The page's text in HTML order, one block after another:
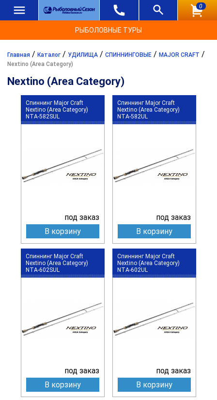
0
РЫБОЛОВНЫЕ ТУРЫ
Главная / Каталог / УДИЛИЩА / СПИННИНГОВЫЕ / MAJOR CRAFT /
Nextino (Area Category)
Nextino (Area Category)
Спиннинг Major Craft
Nextino (Area Category)
NTA-582SUL
под заказ
В корзину
Спиннинг Major Craft
Nextino (Area Category)
NTA-582UL
под заказ
В корзину
Спиннинг Major Craft
Nextino (Area Category)
NTA-602SUL
под заказ
В корзину
Спиннинг Major Craft
Nextino (Area Category)
NTA-602UL
под заказ
В корзину